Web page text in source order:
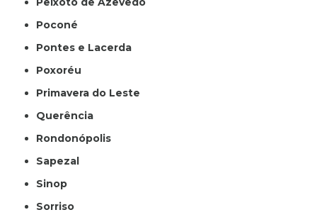
Poconé
Pontes e Lacerda
Poxoréu
Primavera do Leste
Querência
Rondonópolis
Sapezal
Sinop
Sorriso